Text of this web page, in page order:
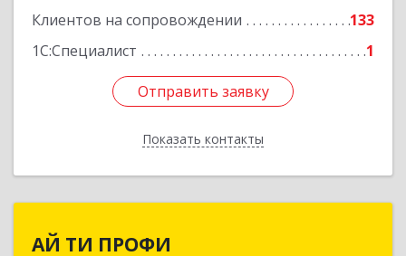
Клиентов на сопровождении
133
1С:Специалист
1
Отправить заявку
Показать контакты
Отправить заявку
Назад
АЙ ТИ ПРОФИ